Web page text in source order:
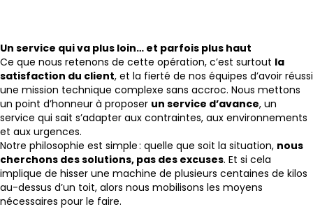
Un service qui va plus loin… et parfois plus haut
Ce que nous retenons de cette opération, c’est surtout la
satisfaction du client, et la fierté de nos équipes d’avoir réussi
une mission technique complexe sans accroc. Nous mettons
un point d’honneur à proposer un service d’avance, un
service qui sait s’adapter aux contraintes, aux environnements
et aux urgences.
Notre philosophie est simple : quelle que soit la situation, nous
cherchons des solutions, pas des excuses. Et si cela
implique de hisser une machine de plusieurs centaines de kilos
au-dessus d’un toit, alors nous mobilisons les moyens
nécessaires pour le faire.